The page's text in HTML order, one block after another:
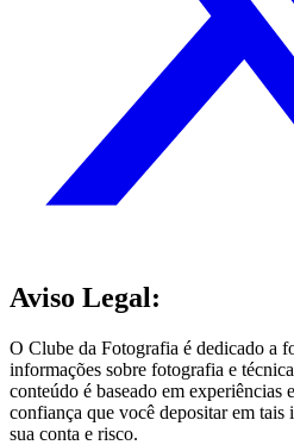
Aviso Legal:
O Clube da Fotografia é dedicado a
informações sobre fotografia e
conteúdo é baseado em experiências
confiança que você depositar em tais
sua conta e risco.